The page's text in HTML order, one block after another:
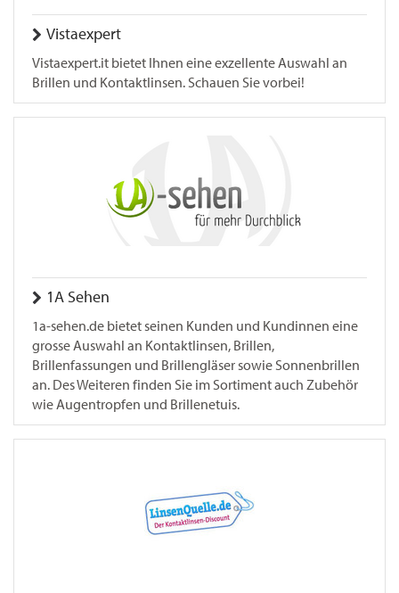
Vistaexpert
Vistaexpert.it bietet Ihnen eine exzellente Auswahl an
Brillen und Kontaktlinsen. Schauen Sie vorbei!
1A Sehen
1a-sehen.de bietet seinen Kunden und Kundinnen eine
grosse Auswahl an Kontaktlinsen, Brillen,
Brillenfassungen und Brillengläser sowie Sonnenbrillen
an. Des Weiteren finden Sie im Sortiment auch Zubehör
wie Augentropfen und Brillenetuis.